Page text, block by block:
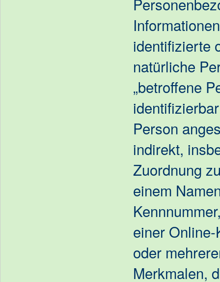
identifizierte
natürliche
„betroffene
Person
indirekt,
Zuordnung
einem
einer
oder
Merkmalen,